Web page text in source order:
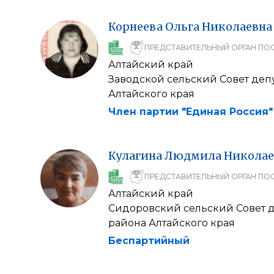
Корнеева ОльгаНиколаевна
ПРЕДСТАВИТЕЛЬНЫЙ ОРГАН
Алтайский край
Заводской сельский Совет
Алтайского края
Член партии "Единая Россия"
КулагинаЛюдмила
ПРЕДСТАВИТЕЛЬНЫЙ ОРГАН
Алтайский край
Сидоровский сельский Совет
района Алтайского края
Беспартийный